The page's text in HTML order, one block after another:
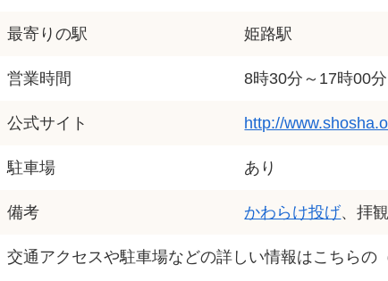
最寄りの駅 姫路駅
営業時間 8時30分～17時00分
公式サイト http://
駐車場 あり
備考 かわらけ投げ、拝
交通アクセスや駐車場などの詳しい情報はこちらの